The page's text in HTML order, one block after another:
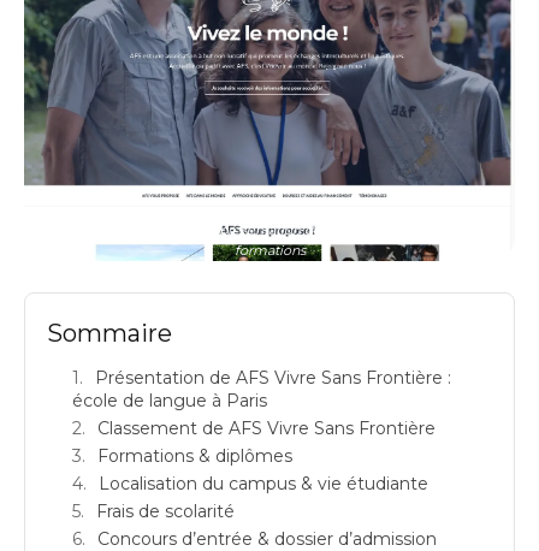
AFS Vivre Sans Frontière présentation de l'école de langue à Paris:
formations
Sommaire
Présentation de AFS Vivre Sans Frontière :
école de langue à Paris
Classement de AFS Vivre Sans Frontière
Formations & diplômes
Localisation du campus & vie étudiante
Frais de scolarité
Concours d’entrée & dossier d’admission